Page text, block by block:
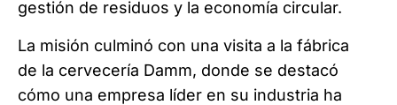
gestión de residuos y la economía circular.
La misión culminó con una visita a la fábrica
de la cervecería Damm, donde se destacó
cómo una empresa líder en su industria ha